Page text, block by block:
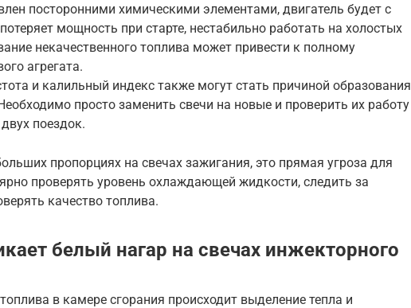
посторонними химическими элементами, двигатель будет с
мощность при старте, нестабильно работать на холостых
некачественного топлива может привести к полному
агрегата.
и калильный индекс также могут стать причиной образования
просто заменить свечи на новые и проверить их работу
поездок.
пропорциях на свечах зажигания, это прямая угроза для
проверять уровень охлаждающей жидкости, следить за
качество топлива.
белый нагар на свечах инжекторного
в камере сгорания происходит выделение тепла и